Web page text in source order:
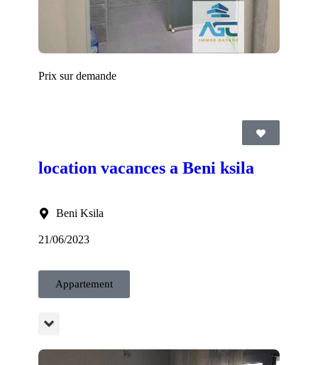
Prix sur demande
location vacances a Beni ksila
Beni Ksila
21/06/2023
Appartement